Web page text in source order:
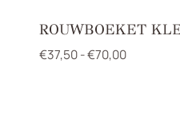
ROUWBOEKET
€37,50-€70,00